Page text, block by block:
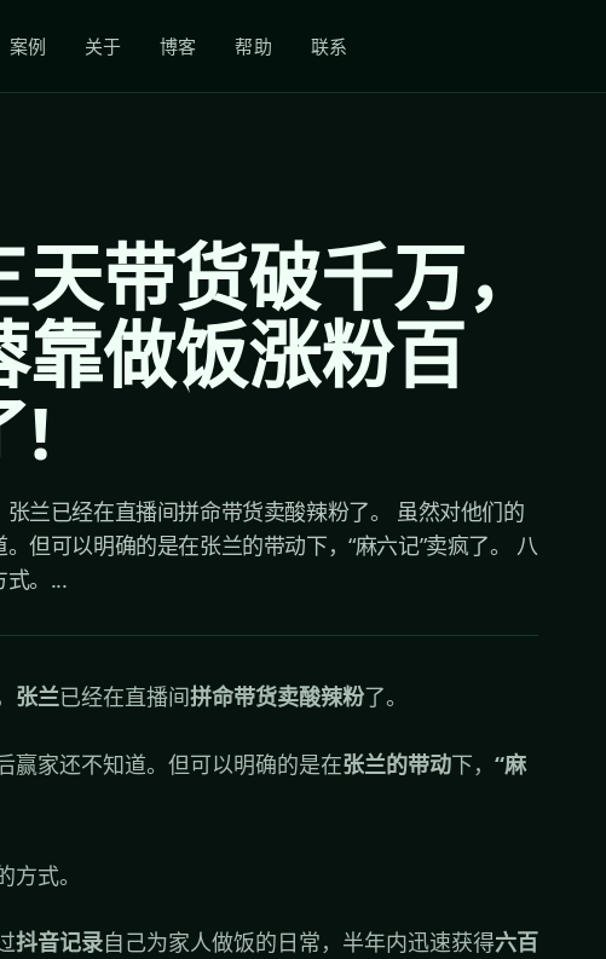
案例 关于 博客 帮助 联系
带货破千万，
靠做饭涨粉百
!
兰已经在直播间拼命带货卖酸辣粉了。 虽然对他们的
但可以明确的是在张兰的带动下，“麻六记”卖疯了。 八
式。...
张兰已经在直播间拼命带货卖酸辣粉了。
赢家还不知道。但可以明确的是在张兰的带动下， “麻
方式。
抖音记录自己为家人做饭的日常，半年内迅速获得六百